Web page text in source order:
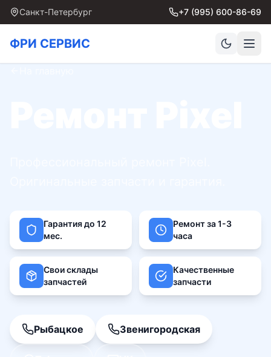
Санкт-Петербург +7 (995) 600-86-69
ФРИ СЕРВИС
Гарантия до 12
мес.
Ремонт за 1-3
часа
Свои склады
запчастей
Качественные
запчасти
Рыбацкое Звенигородская